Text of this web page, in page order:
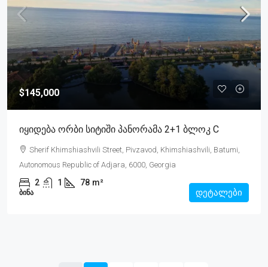
$145,000
Იყიდება Ორბი Სიტიში Პანორამა 2+1 Ბლოკ C
Sherif Khimshiashvili Street, Pivzavod, Khimshiashvili, Batumi,
Autonomous Republic of Adjara, 6000, Georgia
2 1 78 m²
ᲑᲘᲜᲐ დეტალები